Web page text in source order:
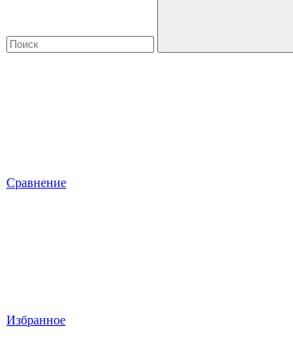
Сравнение
Избранное